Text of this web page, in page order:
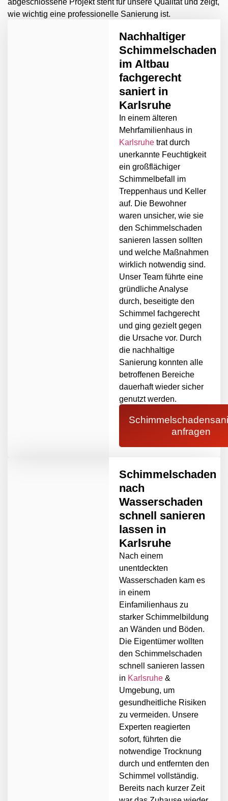
wie wichtig eine professionelle Sanierung ist.
Nachhaltiger
Schimmelschaden
im Altbau
fachgerecht
saniert in
Karlsruhe
In einem älteren
Mehrfamilienhaus in
Karlsruhetrat durch
unerkannte Feuchtigkeit
ein großflächiger
Schimmelbefall im
Treppenhaus und Keller
auf. Die Bewohner
waren unsicher, wie sie
den Schimmelschaden
sanieren lassen sollten
und welche Maßnahmen
wirklich notwendig sind.
Unser Team führte eine
gründliche Analyse
durch, beseitigte den
Schimmel fachgerecht
und ging gezielt gegen
die Ursache vor. Durch
die nachhaltige
Sanierung konnten alle
betroffenen Bereiche
dauerhaft wieder sicher
genutzt werden.
anfragen
Schimmelschaden
nach
Wasserschaden
schnell sanieren
lassen in
Karlsruhe
Nach einem
unentdeckten
Wasserschaden kam es
in einem
Einfamilienhaus zu
starker Schimmelbildung
an Wänden und Böden.
Die Eigentümer wollten
den Schimmelschaden
schnell sanieren lassen
in Karlsruhe&
Umgebung, um
gesundheitliche Risiken
zu vermeiden. Unsere
Experten reagierten
sofort, führten die
notwendige Trocknung
durch und entfernten den
Schimmel vollständig.
Bereits nach kurzer Zeit